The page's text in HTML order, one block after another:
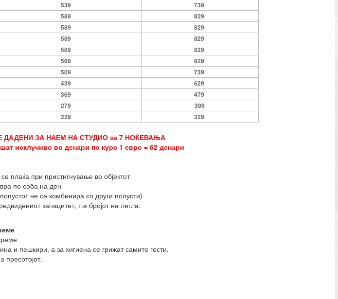
539
739
589
829
589
829
589
829
589
829
569
829
509
739
439
629
369
479
279
399
229 329
ДАДЕНИ ЗА НАЕМ НА СТУДИО за 7 НОЌЕВАЊА
исклучиво во денари по курс 1 евро = 62 денари
плаќа при пристигнување во објектот
по соба на ден
не се комбинира со други попусти)
капацитет, т.е бројот на легла.
и пешкири, а за хигиена се грижат самите гости.
пресотојот.